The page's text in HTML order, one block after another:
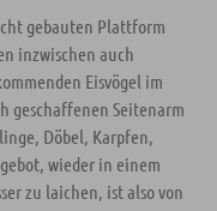
gebauten Plattform
inzwischen auch
Eisvögel im
geschaffenen Seitenarm
Döbel, Karpfen,
wieder in einem
zu laichen, ist also von